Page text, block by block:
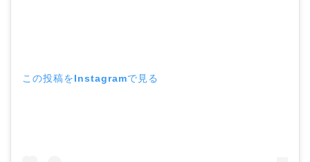
この投稿をInstagramで見る